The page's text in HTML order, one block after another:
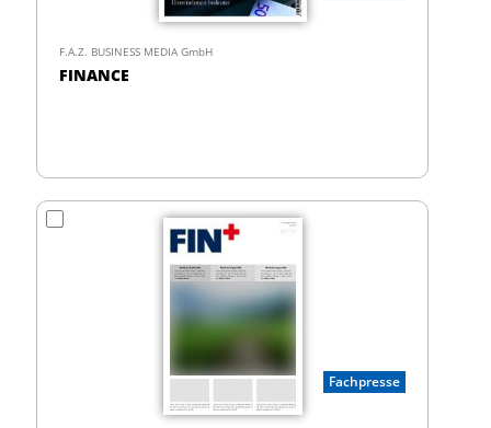
F.A.Z. BUSINESS MEDIA GmbH
FINANCE
Fachpresse